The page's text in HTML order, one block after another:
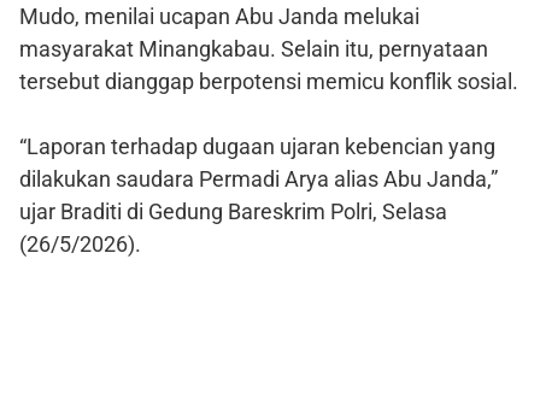
Mudo, menilai ucapan Abu Janda melukai
masyarakat Minangkabau. Selain itu, pernyataan
tersebut dianggap berpotensi memicu konflik sosial.
“Laporan terhadap dugaan ujaran kebencian yang
dilakukan saudara Permadi Arya alias Abu Janda,”
ujar Braditi di Gedung Bareskrim Polri, Selasa
(26/5/2026).